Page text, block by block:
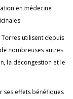
en médecine
utilisent depuis
nombreuses autres
la décongestion et le
ses effets bénéfiques